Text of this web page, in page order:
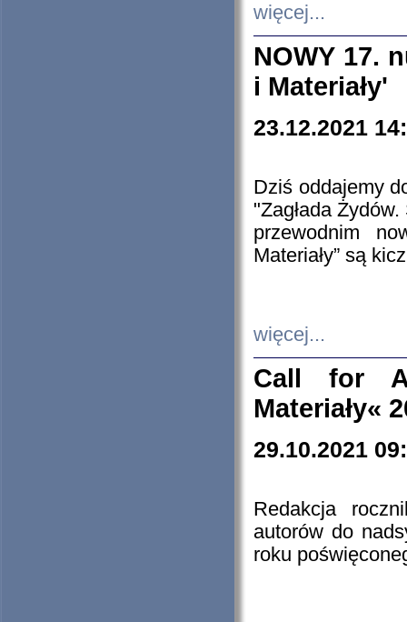
więcej...
NOWY 17.
i Materiały'
23.12.2021
Dziś oddajemy
"Zagłada
przewodnim
Materiały” są
więcej...
Call for
Materiały«
29.10.2021
Redakcja
autorów do
roku